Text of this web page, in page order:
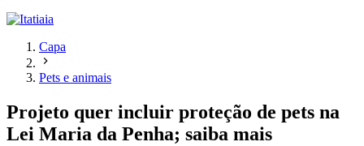
Capa
Pets e animais
Projeto quer incluir proteção de pets na
Lei Maria da Penha; saiba mais